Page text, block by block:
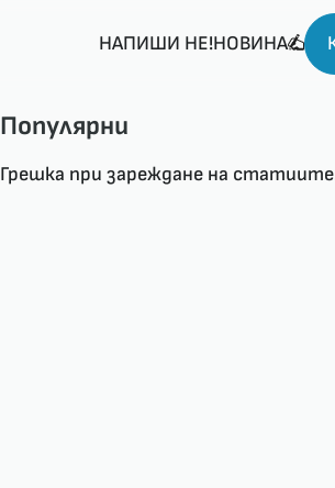
НАПИШИ НЕ!НОВИНА
Популярни
Грешка при зареждане на